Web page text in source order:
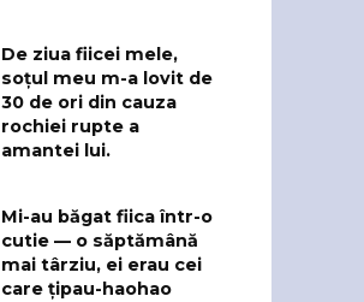
De ziua fiicei mele,
soțul meu m-a lovit de
30 de ori din cauza
rochiei rupte a
amantei lui.
Mi-au băgat fiica într-o
cutie — o săptămână
mai târziu, ei erau cei
care țipau-haohao